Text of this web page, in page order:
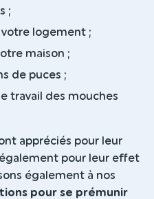
;
logement ;
maison ;
de puces ;
travail des mouches
appréciés pour leur
pour leur effet
également à nos
pour se prémunir